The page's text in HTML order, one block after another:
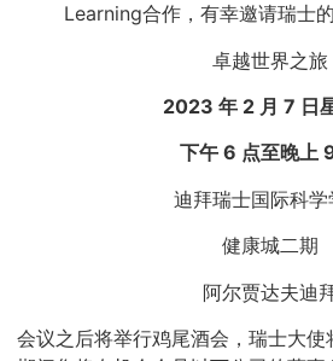
Learning合作，有幸邀请瑞士
卓越世界之旅
2023 年 2 月 7 日
下午 6 点至晚上
迪拜瑞士国际科学
健康城二期
阿尔贾达夫迪
会议之后将举行鸡尾酒会，瑞士大使